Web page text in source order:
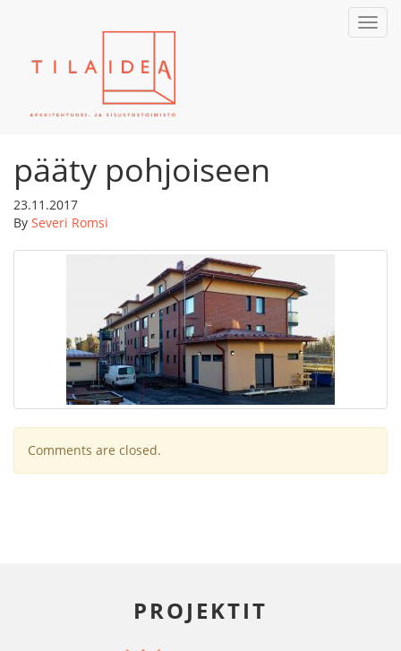
pääty pohjoiseen
23.11.2017
By Severi Romsi
Comments are closed.
PROJEKTIT